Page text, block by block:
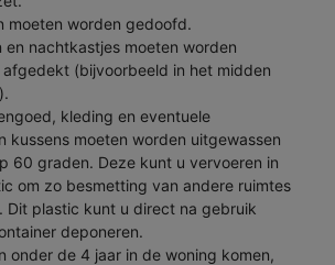
moeten worden gedoofd.
en nachtkastjes moeten worden
(bijvoorbeeld in het midden
kleding en eventuele
kussens moeten worden uitgewassen
60 graden. Deze kunt u vervoeren in
om zo besmetting van andere ruimtes
Dit plastic kunt u direct na gebruik
deponeren.
onder de 4 jaar in de woning komen,